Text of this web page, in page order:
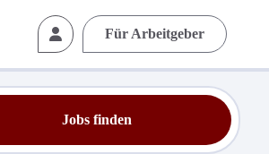
Für Arbeitgeber
Jobs finden